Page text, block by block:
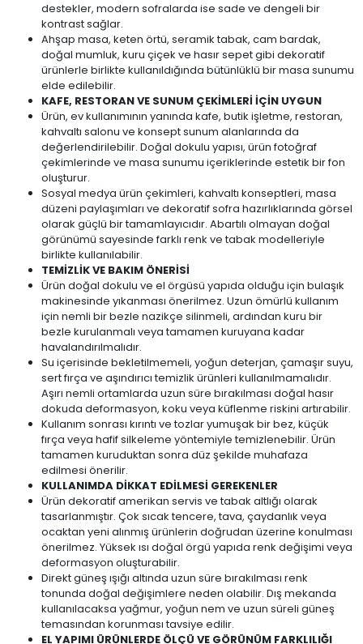
destekler, modern sofralarda ise sade ve dengeli bir
kontrast sağlar.
Ahşap masa, keten örtü, seramik tabak, cam bardak,
doğal mumluk, kuru çiçek ve hasır sepet gibi dekoratif
ürünlerle birlikte kullanıldığında bütünlüklü bir masa sunumu
elde edilebilir.
KAFE, RESTORAN VE SUNUM ÇEKİMLERİ İÇİN UYGUN
Ürün, ev kullanımının yanında kafe, butik işletme, restoran,
kahvaltı salonu ve konsept sunum alanlarında da
değerlendirilebilir. Doğal dokulu yapısı, ürün fotoğraf
çekimlerinde ve masa sunumu içeriklerinde estetik bir fon
oluşturur.
Sosyal medya ürün çekimleri, kahvaltı konseptleri, masa
düzeni paylaşımları ve dekoratif sofra hazırlıklarında görsel
olarak güçlü bir tamamlayıcıdır. Abartılı olmayan doğal
görünümü sayesinde farklı renk ve tabak modelleriyle
birlikte kullanılabilir.
TEMİZLİK VE BAKIM ÖNERİSİ
Ürün doğal dokulu ve el örgüsü yapıda olduğu için bulaşık
makinesinde yıkanması önerilmez. Uzun ömürlü kullanım
için nemli bir bezle nazikçe silinmeli, ardından kuru bir
bezle kurulanmalı veya tamamen kuruyana kadar
havalandırılmalıdır.
Su içerisinde bekletilmemeli, yoğun deterjan, çamaşır suyu,
sert fırça ve aşındırıcı temizlik ürünleri kullanılmamalıdır.
Aşırı nemli ortamlarda uzun süre bırakılması doğal hasır
dokuda deformasyon, koku veya küflenme riskini artırabilir.
Kullanım sonrası kırıntı ve tozlar yumuşak bir bez, küçük
fırça veya hafif silkeleme yöntemiyle temizlenebilir. Ürün
tamamen kuruduktan sonra düz şekilde muhafaza
edilmesi önerilir.
KULLANIMDA DİKKAT EDİLMESİ GEREKENLER
Ürün dekoratif amerikan servis ve tabak altlığı olarak
tasarlanmıştır. Çok sıcak tencere, tava, çaydanlık veya
ocaktan yeni alınmış ürünlerin doğrudan üzerine konulması
önerilmez. Yüksek ısı doğal örgü yapıda renk değişimi veya
deformasyon oluşturabilir.
Direkt güneş ışığı altında uzun süre bırakılması renk
tonunda doğal değişimlere neden olabilir. Dış mekanda
kullanılacaksa yağmur, yoğun nem ve uzun süreli güneş
temasından korunması tavsiye edilir.
EL YAPIMI ÜRÜNLERDE ÖLÇÜ VE GÖRÜNÜM FARKLILIĞI